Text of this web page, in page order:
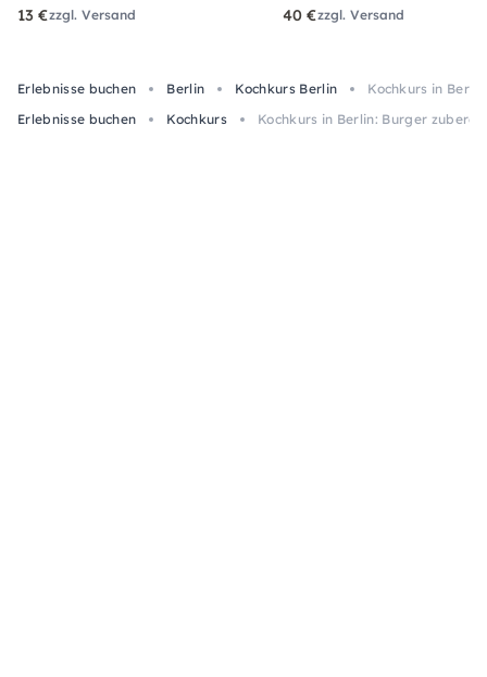
13 €zzgl. Versand 40 €zzgl. Versand
Erlebnisse buchen Berlin Kochkurs Berlin
Kochkurs in
Erlebnisse buchen
Kochkurs Kochkurs in Berlin: Burger